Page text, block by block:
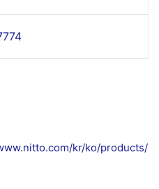
kr/ko/products/